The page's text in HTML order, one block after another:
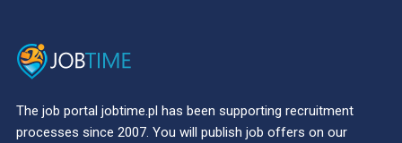
The job portal jobtime.pl has been supporting recruitment
processes since 2007. You will publish job offers on our